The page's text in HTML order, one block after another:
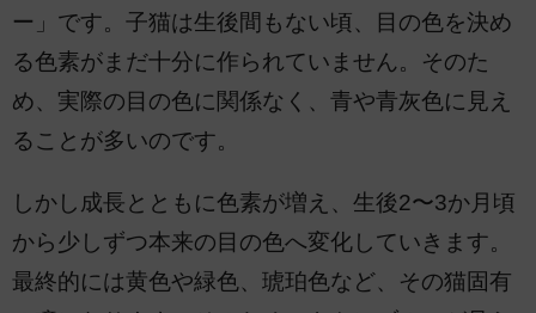
ー」です。子猫は生後間もない頃、目の色を決め
る色素がまだ十分に作られていません。そのた
め、実際の目の色に関係なく、青や青灰色に見え
ることが多いのです。
しかし成長とともに色素が増え、生後2〜3か月頃
から少しずつ本来の目の色へ変化していきます。
最終的には黄色や緑色、琥珀色など、その猫固有